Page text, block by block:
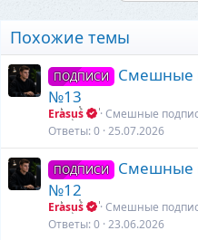
Похожие темы
ПОДПИСИ
Смешные
№13
Erasus
Смешные
Ответы 0 25.07.2026
ПОДПИСИ
Смешные
№12
Erasus
Смешные
Ответы 0 23.06.2026